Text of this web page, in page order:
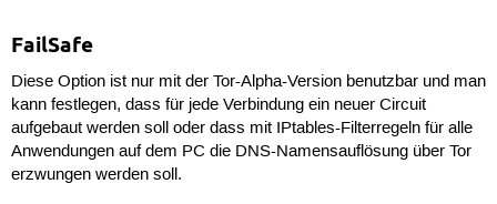
FailSafe
Diese Option ist nur mit der Tor-Alpha-Version benutzbar und man
kann festlegen, dass für jede Verbindung ein neuer Circuit
aufgebaut werden soll oder dass mit IPtables-Filterregeln für alle
Anwendungen auf dem PC die DNS-Namensauflösung über Tor
erzwungen werden soll.